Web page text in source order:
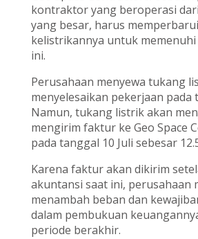
kontraktor yang beroperasi
yang besar, harus
kelistrikannya untuk
ini.
Perusahaan menyewa tukang
menyelesaikan pekerjaan pada
Namun, tukang listrik akan
mengirim faktur ke Geo Space
pada tanggal 10 Juli sebesar
Karena faktur akan dikirim
akuntansi saat ini, perusahaan
menambah beban dan
dalam pembukuan
periode berakhir.